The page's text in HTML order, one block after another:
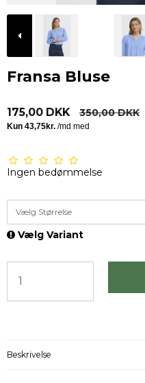
Fransa Bluse
175,00 DKK 350,00 DKK
Ingen bedømmelse
Vælg Størrelse
Vælg Variant
Beskrivelse